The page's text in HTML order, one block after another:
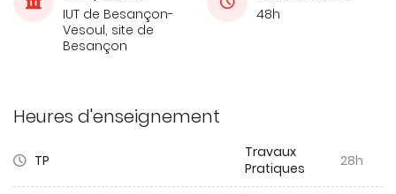
IUT de Besançon-
Vesoul, site de
Besançon
48h
Heures d'enseignement
TP
Travaux
Pratiques
28h